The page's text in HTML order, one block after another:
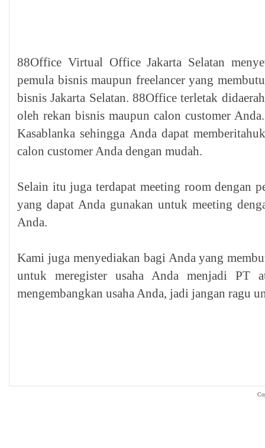
88Office Virtual Office Jakarta Selatan
pemula bisnis maupun freelancer yang
bisnis Jakarta Selatan. 88Office terletak
oleh rekan bisnis maupun calon customer
Kasablanka sehingga Anda dapat
calon customer Anda dengan mudah.
Selain itu juga terdapat meeting room dengan
yang dapat Anda gunakan untuk meeting
Anda.
Kami juga menyediakan bagi Anda yang
untuk meregister usaha Anda menjadi PT
mengembangkan usaha Anda, jadi jangan ragu